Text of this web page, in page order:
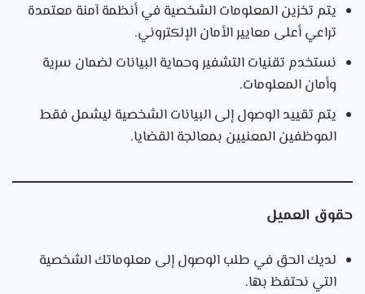
يتم تخزين المعلومات الشخصية في أنظمة آمنة معتمدة
تراعي أعلى معايير الأمان الإلكتروني.
نستخدم تقنيات التشفير وحماية البيانات لضمان سرية
وأمان المعلومات.
يتم تقييد الوصول إلى البيانات الشخصية ليشمل فقط
الموظفين المعنيين بمعالجة القضايا.
حقوق العميل
لديك الحق في طلب الوصول إلى معلوماتك الشخصية
التي نحتفظ بها.